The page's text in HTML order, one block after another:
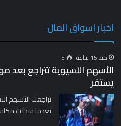
اخبار اسواق المال
منذ 15 ساعة 5
الأسهم الآسيوية تتراجع
يستقر
تراجعت الأسهم
بعدما سجلت